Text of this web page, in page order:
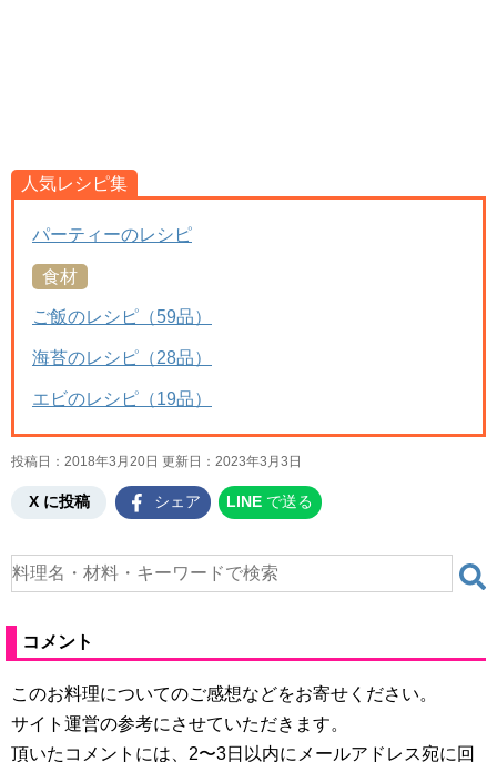
人気レシピ集
パーティーのレシピ
食材
ご飯のレシピ（59品）
海苔のレシピ（28品）
エビのレシピ（19品）
投稿日：2018年3月20日 更新日： 2023年3月3日
X に投稿 シェア LINE で送る
コメント
このお料理についてのご感想などをお寄せください。
サイト運営の参考にさせていただきます。
頂いたコメントには、2〜3日以内にメールアドレス宛に回